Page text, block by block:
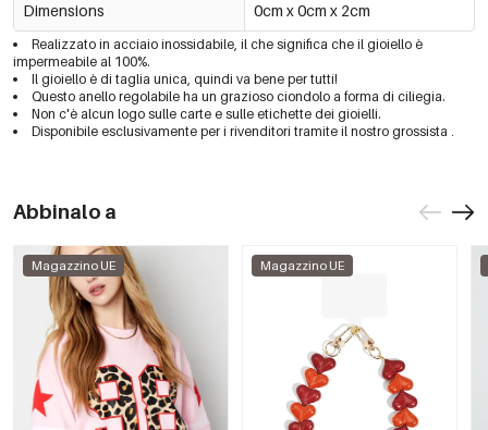
Dimensions 0cm x 0cm x 2cm
Realizzato in acciaio inossidabile, il che significa che il gioiello è
impermeabile al 100%.
Il gioiello è di taglia unica, quindi va bene per tutti!
Questo anello regolabile ha un grazioso ciondolo a forma di ciliegia.
Non c'è alcun logo sulle carte e sulle etichette dei gioielli.
Disponibile esclusivamente per i rivenditori tramite il nostro grossista .
Abbinalo a
Magazzino UE Magazzino UE